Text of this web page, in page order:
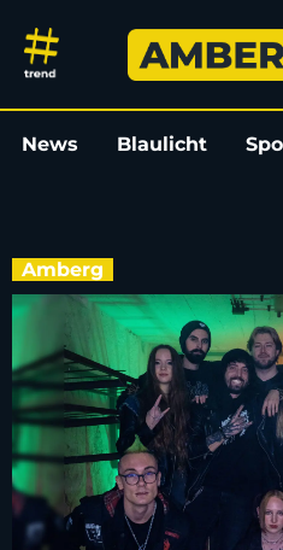
Mehr Metal-
News Blaulicht
Amberg